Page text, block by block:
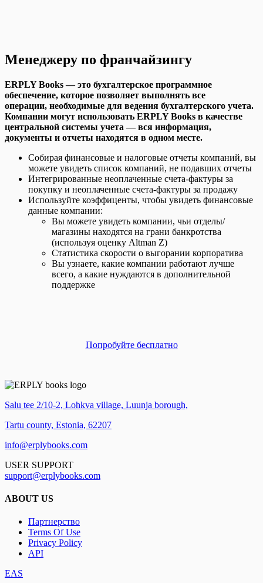
Менеджеру по франчайзингу
ERPLY Books — это бухгалтерское программное
обеспечение, которое позволяет выполнять все
операции, необходимые для ведения бухгалтерского учета.
Компании могут использовать ERPLY Books в качестве
центральной системы учета — вся информация,
документы и отчеты находятся в одном месте.
Собирая финансовые и налоговые отчеты компаний, вы
можете увидеть список компаний, не подавших отчеты
Интегрированные неоплаченные счета-фактуры за
покупку и неоплаченные счета-фактуры за продажу
Используйте коэффиценты, чтобы увидеть финансовые
данные компании:
Вы можете увидеть компании, чьи отделы/
магазины находятся на грани банкротства
(используя оценку Altman Z)
Статистика скорости о выгорании корпоратива
Вы узнаете, какие компании работают лучше
всего, а какие нуждаются в дополнительной
поддержке
Попробуйте бесплатно
Salu tee 2/10-2, Lohkva village, Luunja borough,
Tartu county, Estonia, 62207
info@erplybooks.com
USER SUPPORT
support@erplybooks.com
ABOUT US
Партнерство
Terms Of Use
Privacy Policy
API
EAS